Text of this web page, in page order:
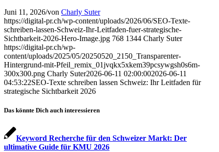
Juni 11, 2026/von Charly Suter
https://digital-pr.ch/wp-content/uploads/2026/06/SEO-Texte-
schreiben-lassen-Schweiz-Ihr-Leitfaden-fuer-strategische-
Sichtbarkeit-2026-Hero-Image.jpg 768 1344 Charly Suter
https://digital-pr.ch/wp-
content/uploads/2025/05/20250520_2150_Transparenter-
Hintergrund-mit-Pfeil_remix_01jvqkx5xkem39pcsywgsh0s6m-
300x300.png Charly Suter2026-06-11 02:00:002026-06-11
04:53:22SEO-Texte schreiben lassen Schweiz: Ihr Leitfaden für
strategische Sichtbarkeit 2026
Das könnte Dich auch interessieren
Keyword Recherche für den Schweizer Markt: Der
ultimative Guide für KMU 2026